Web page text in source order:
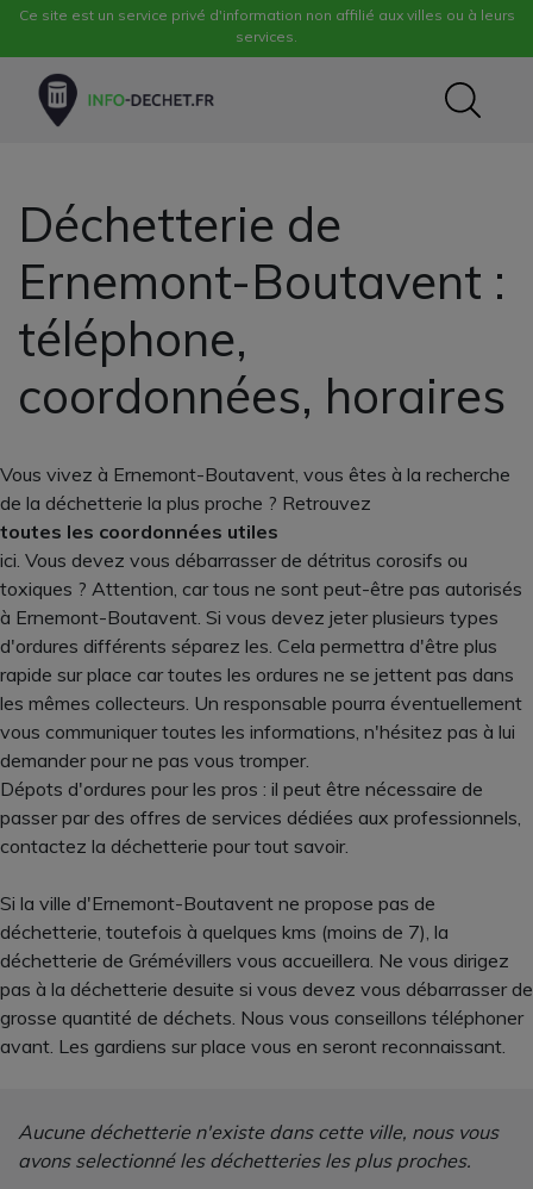
Ce site est un service privé d'information non affilié aux villes ou à leurs
services.
Déchetterie de
Ernemont-Boutavent :
téléphone,
coordonnées, horaires
Vous vivez à Ernemont-Boutavent, vous êtes à la recherche
de la déchetterie la plus proche ? Retrouvez
toutes les coordonnées utiles
ici. Vous devez vous débarrasser de détritus corosifs ou
toxiques ? Attention, car tous ne sont peut-être pas autorisés
à Ernemont-Boutavent. Si vous devez jeter plusieurs types
d'ordures différents séparez les. Cela permettra d'être plus
rapide sur place car toutes les ordures ne se jettent pas dans
les mêmes collecteurs. Un responsable pourra éventuellement
vous communiquer toutes les informations, n'hésitez pas à lui
demander pour ne pas vous tromper.
Dépots d'ordures pour les pros : il peut être nécessaire de
passer par des offres de services dédiées aux professionnels,
contactez la déchetterie pour tout savoir.
Si la ville d'Ernemont-Boutavent ne propose pas de
déchetterie, toutefois à quelques kms (moins de 7), la
déchetterie de Grémévillers vous accueillera. Ne vous dirigez
pas à la déchetterie desuite si vous devez vous débarrasser de
grosse quantité de déchets. Nous vous conseillons téléphoner
avant. Les gardiens sur place vous en seront reconnaissant.
Aucune déchetterie n'existe dans cette ville, nous vous
avons selectionné les déchetteries les plus proches.